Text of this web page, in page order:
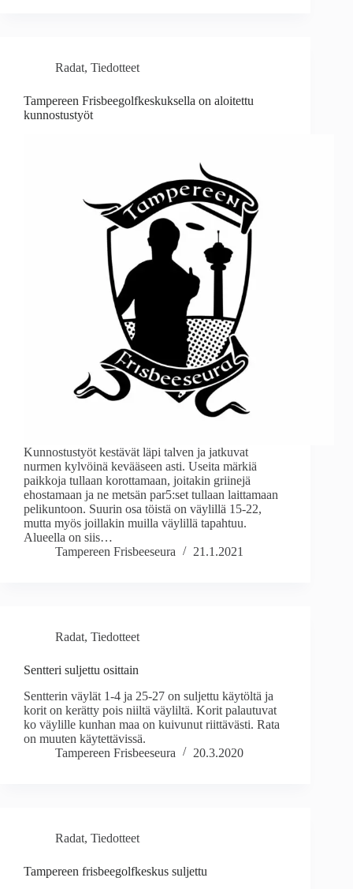
Radat, Tiedotteet
Tampereen Frisbeegolfkeskuksella on aloitettu
kunnostustyöt
Kunnostustyöt kestävät läpi talven ja jatkuvat
nurmen kylvöinä kevääseen asti. Useita märkiä
paikkoja tullaan korottamaan, joitakin griinejä
ehostamaan ja ne metsän par5:set tullaan laittamaan
pelikuntoon. Suurin osa töistä on väylillä 15-22,
mutta myös joillakin muilla väylillä tapahtuu.
Alueella on siis…
Tampereen Frisbeeseura
21.1.2021
Radat, Tiedotteet
Sentteri suljettu osittain
Sentterin väylät 1-4 ja 25-27 on suljettu käytöltä ja
korit on kerätty pois niiltä väyliltä. Korit palautuvat
ko väylille kunhan maa on kuivunut riittävästi. Rata
on muuten käytettävissä.
Tampereen Frisbeeseura
20.3.2020
Radat, Tiedotteet
Tampereen frisbeegolfkeskus suljettu